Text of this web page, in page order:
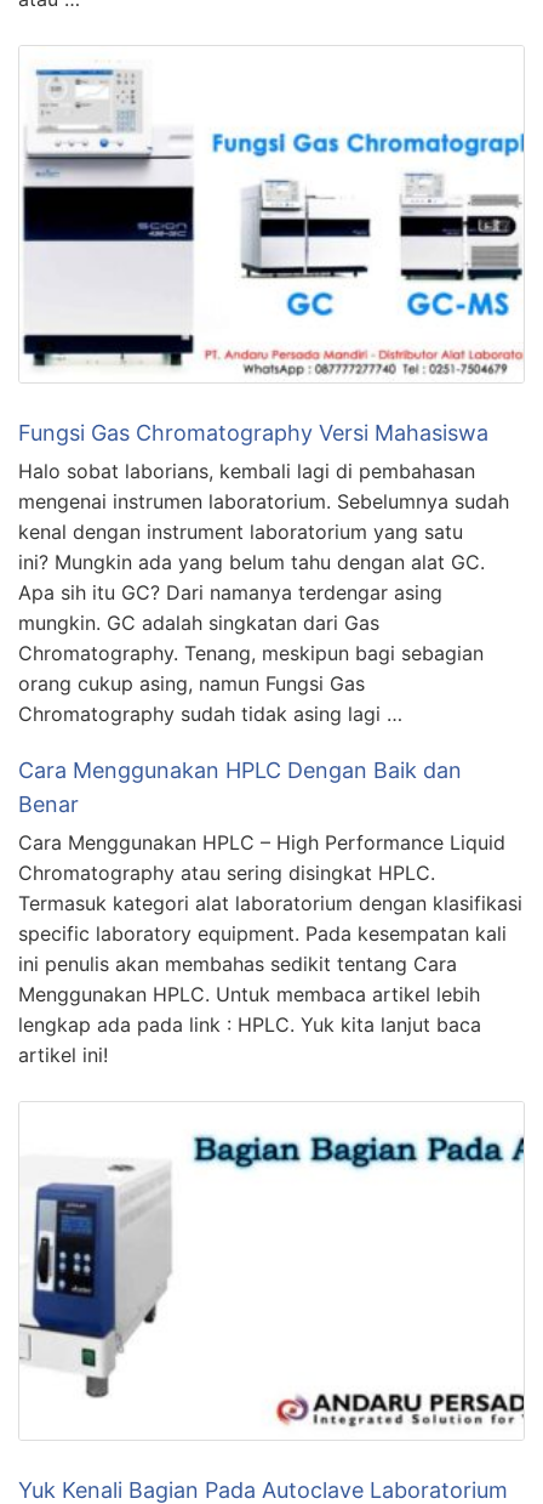
Fungsi Gas Chromatography Versi Mahasiswa
Halo sobat laborians, kembali lagi di pembahasan
mengenai instrumen laboratorium. Sebelumnya sudah
kenal dengan instrument laboratorium yang satu
ini? Mungkin ada yang belum tahu dengan alat GC.
Apa sih itu GC? Dari namanya terdengar asing
mungkin. GC adalah singkatan dari Gas
Chromatography. Tenang, meskipun bagi sebagian
orang cukup asing, namun Fungsi Gas
Chromatography sudah tidak asing lagi …
Cara Menggunakan HPLC Dengan Baik dan
Benar
Cara Menggunakan HPLC – High Performance Liquid
Chromatography atau sering disingkat HPLC.
Termasuk kategori alat laboratorium dengan klasifikasi
specific laboratory equipment. Pada kesempatan kali
ini penulis akan membahas sedikit tentang Cara
Menggunakan HPLC. Untuk membaca artikel lebih
lengkap ada pada link : HPLC. Yuk kita lanjut baca
artikel ini!
Yuk Kenali Bagian Pada Autoclave Laboratorium